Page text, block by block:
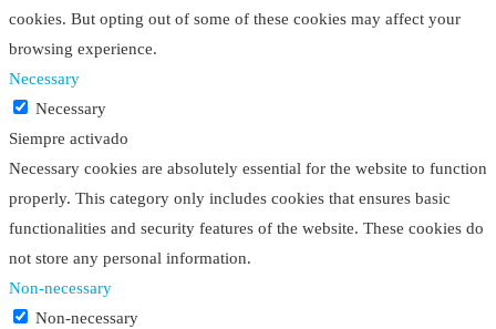
cookies. But opting out of some of these cookies may affect your
browsing experience.
Necessary
Necessary
Siempre activado
Necessary cookies are absolutely essential for the website to function
properly. This category only includes cookies that ensures basic
functionalities and security features of the website. These cookies do
not store any personal information.
Non-necessary
Non-necessary